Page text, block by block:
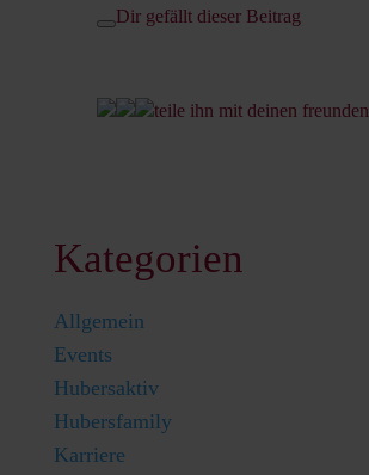
Dir gefällt dieser Beitrag
teile ihn mit deinen freunden
Kategorien
Allgemein
Events
Hubersaktiv
Hubersfamily
Karriere